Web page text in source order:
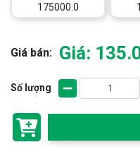
175000.0
Giá bán: Giá:
Số lượng